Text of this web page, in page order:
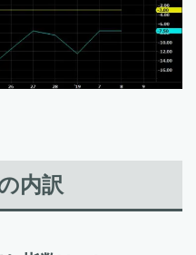
内訳